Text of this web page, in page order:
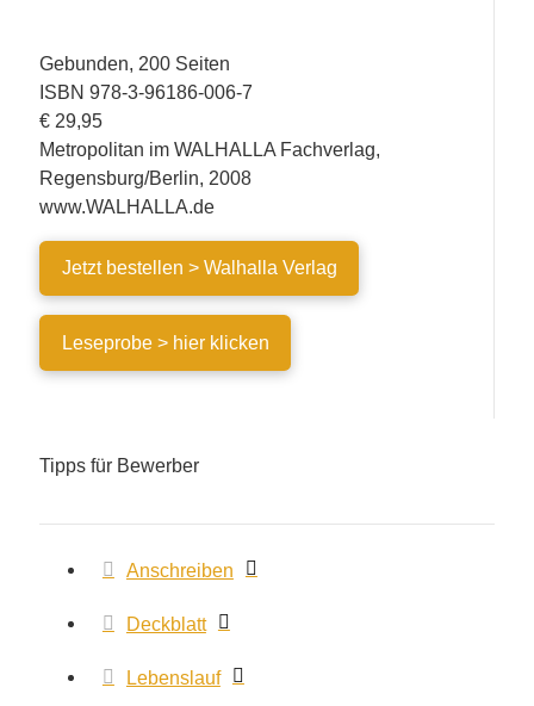
Gebunden, 200 Seiten
ISBN 978-3-96186-006-7
€ 29,95
Metropolitan im WALHALLA Fachverlag,
Regensburg/Berlin, 2008
www.WALHALLA.de
Jetzt bestellen > Walhalla Verlag
Leseprobe > hier klicken
Tipps für Bewerber
Anschreiben
Deckblatt
Lebenslauf